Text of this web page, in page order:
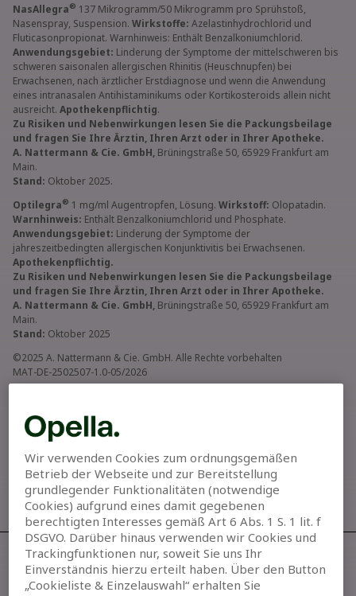
NasAllegra® 137 Mikrogramm/50 Mikrogramm pro Sprühstoß,
Nasenspray, Suspension. Wirkstoffe: Azelastinhydrochlorid und
Fluticasonpropionat. Warnhinweis: Enthält Benzalkoniumchlorid.
Anwendungsgebiet: Linderung der Symptome der mittelschweren bis
schweren saisonalen allergischen Rhinitis (Heuschnupfen) bei
Erwachsenen, nach ärztlicher Erstdiagnose und wenn die Anwendung
eines intranasalen Antihistaminikums oder Kortikosteroids allein nicht
ausreicht. Apothekenpflichtig.
Zu Risiken und Nebenwirkungen lesen Sie die Packungsbeilage
und fragen Sie Ihre Ärztin, Ihren Arzt oder in Ihrer Apotheke.
A. Nattermann & Cie. GmbH, Brüningstraße 50, 65929 Frankfurt am
Main.
Stand: Oktober 2025.
Optilegra® 1 mg/ml Augentropfen, Lösung. Wirkstoff: Olopatadin.
Warnhinweis: Enthält Benzalkoniumchlorid und Phosphate.
Anwendungsgebiet: Linderung der Symptome der
jahreszeitbedingten allergischen Konjunktivitis bei Erwachsenen.
Apothekenpflichtig.
Zu Risiken und Nebenwirkungen lesen Sie die Packungsbeilage
und fragen Sie Ihre Ärztin, Ihren Arzt oder in Ihrer Apotheke.
A. Nattermann & Cie. GmbH, Brüningstraße 50, 65929 Frankfurt am
Main.
Stand: Oktober 2025
©2025 A. Nattermann & Cie. GmbH. Alle Rechte vorbehalten
MAT-DE-2502507-1.0-05/2026
Allegra® kaufen
Wir verwenden Cookies zum ordnungsgemäßen
Betrieb der Webseite und zur Bereitstellung
grundlegender Funktionalitäten (notwendige
Cookies) aufgrund eines damit gegebenen
berechtigten Interesses gemäß Art 6 Abs. 1 S. 1 lit. f
DSGVO. Darüber hinaus verwenden wir Cookies und
Trackingfunktionen nur, soweit Sie uns Ihr
Einverständnis hierzu erteilt haben. Über den Button
„Cookieliste & Einzelauswahl“ erhalten Sie